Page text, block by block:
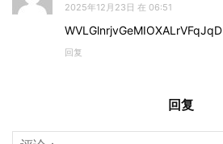
2025年12月23日 在 06:51
WVLGlnrjvGeMIOXALrVFqJqD
回复
回复